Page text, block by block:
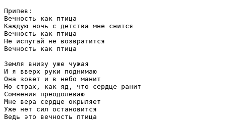
Припев:
Вечность как птица
Каждую ночь с детства мне снится
Вечность как птица
Не испугай не возвратится
Вечность как птица
Земля внизу уже чужая
И я вверх руки поднимаю
Она зовет и в небо манит
Но страх, как яд, что сердце ранит
Сомнения преодолеваю
Мне вера сердце окрыляет
Уже нет сил остановится
Ведь это вечность птица